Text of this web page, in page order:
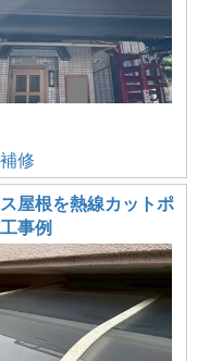
修
屋根を熱線カットポ
事例